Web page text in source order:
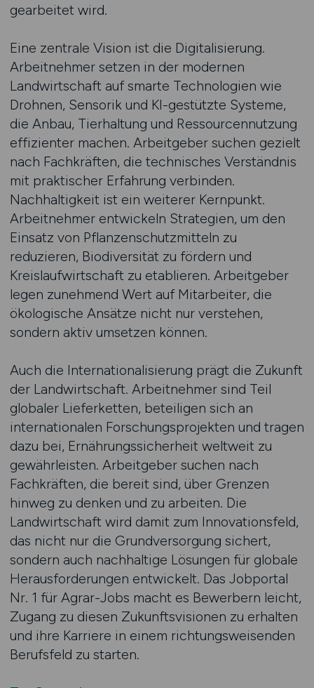
gearbeitet wird.
Eine zentrale Vision ist die Digitalisierung.
Arbeitnehmer setzen in der modernen
Landwirtschaft auf smarte Technologien wie
Drohnen, Sensorik und KI-gestützte Systeme,
die Anbau, Tierhaltung und Ressourcennutzung
effizienter machen. Arbeitgeber suchen gezielt
nach Fachkräften, die technisches Verständnis
mit praktischer Erfahrung verbinden.
Nachhaltigkeit ist ein weiterer Kernpunkt.
Arbeitnehmer entwickeln Strategien, um den
Einsatz von Pflanzenschutzmitteln zu
reduzieren, Biodiversität zu fördern und
Kreislaufwirtschaft zu etablieren. Arbeitgeber
legen zunehmend Wert auf Mitarbeiter, die
ökologische Ansätze nicht nur verstehen,
sondern aktiv umsetzen können.
Auch die Internationalisierung prägt die Zukunft
der Landwirtschaft. Arbeitnehmer sind Teil
globaler Lieferketten, beteiligen sich an
internationalen Forschungsprojekten und tragen
dazu bei, Ernährungssicherheit weltweit zu
gewährleisten. Arbeitgeber suchen nach
Fachkräften, die bereit sind, über Grenzen
hinweg zu denken und zu arbeiten. Die
Landwirtschaft wird damit zum Innovationsfeld,
das nicht nur die Grundversorgung sichert,
sondern auch nachhaltige Lösungen für globale
Herausforderungen entwickelt. Das Jobportal
Nr. 1 für Agrar-Jobs macht es Bewerbern leicht,
Zugang zu diesen Zukunftsvisionen zu erhalten
und ihre Karriere in einem richtungsweisenden
Berufsfeld zu starten.